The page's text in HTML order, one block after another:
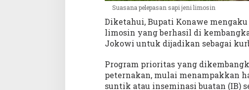
Suasana pelepasan sapi jeni limosin
Diketahui, Bupati Konawe
limosin yang berhasil di
Jokowi untuk dijadikan sebagai
Program prioritas yang
peternakan, mulai menampakkan
suntik atau inseminasi buatan (IB)